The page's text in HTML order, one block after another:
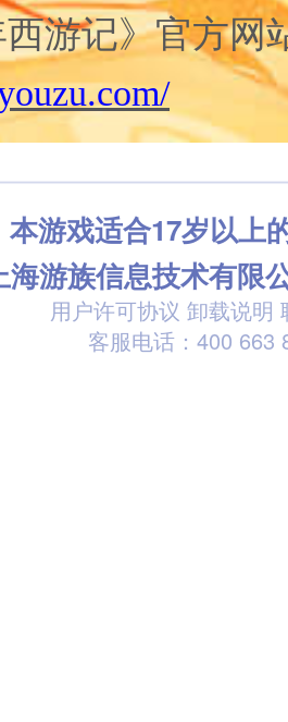
游记》官方网
本游戏适合17岁以上
海游族信息技术有限
用户许可协议 卸载说明
客服电话：400 663